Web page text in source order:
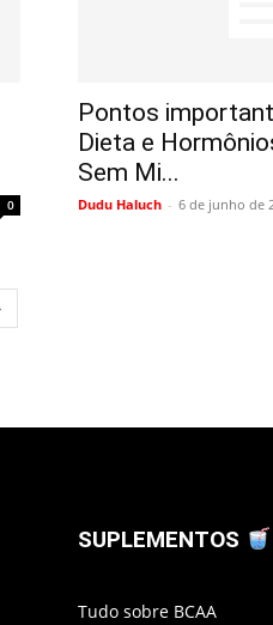
0
Pontos
Dieta e
Sem Mi...
Dudu Haluch - 6 de junho de
SUPLEMENTOS
Tudo sobre BCAA